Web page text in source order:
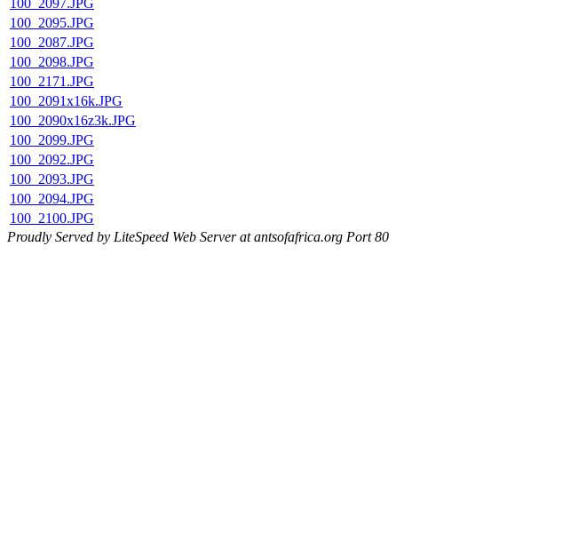
100_2095.JPG
100_2087.JPG
100_2098.JPG
100_2171.JPG
100_2091x16k.JPG
100_2090x16z3k.JPG
100_2099.JPG
100_2092.JPG
100_2093.JPG
100_2094.JPG
100_2100.JPG
Proudly Served by LiteSpeed Web Server at antsofafrica.org Port 80